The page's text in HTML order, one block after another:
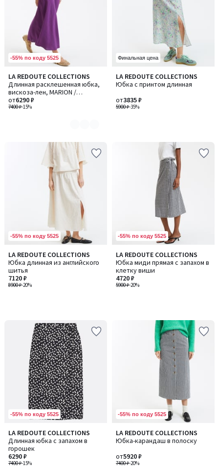
-55% по коду 5525
LA REDOUTE COLLECTIONS
Длинная расклешенная юбка,
вискоза-лен, MARION /
МАРИОН
7400 ₽-15%
от6290 ₽
Количество
цветов:
2
Финальная цена
LA REDOUTE COLLECTIONS
Юбка с принтом длинная
5900 ₽-35%
от3835 ₽
-55% по коду 5525
LA REDOUTE COLLECTIONS
Юбка длинная из английского
шитья
8900 ₽-20%
7120 ₽
-55% по коду 5525
LA REDOUTE COLLECTIONS
Юбка миди прямая с запахом в
клетку виши
5900 ₽-20%
4720 ₽
-55% по коду 5525
LA REDOUTE COLLECTIONS
Длинная юбка с запахом в
горошек
7400 ₽-15%
6290 ₽
-55% по коду 5525
LA REDOUTE COLLECTIONS
Юбка-карандаш в полоску
7400 ₽-20%
от5920 ₽